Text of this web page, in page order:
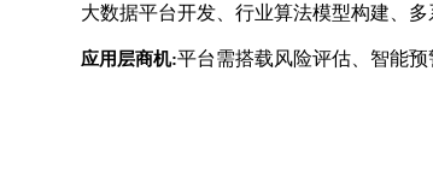
大数据平台开发、行业算法模型构建、多
应用层商机:平台需搭载风险评估、智能